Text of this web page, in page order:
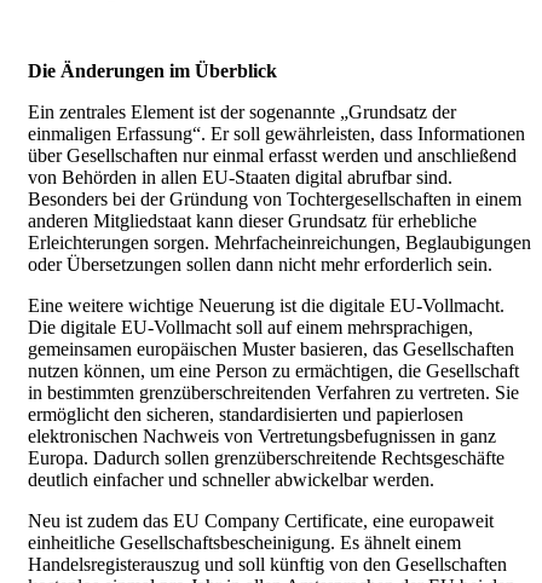
Die Änderungen im Überblick
Ein zentrales Element ist der sogenannte „Grundsatz der
einmaligen Erfassung“. Er soll gewährleisten, dass Informationen
über Gesellschaften nur einmal erfasst werden und anschließend
von Behörden in allen EU-Staaten digital abrufbar sind.
Besonders bei der Gründung von Tochtergesellschaften in einem
anderen Mitgliedstaat kann dieser Grundsatz für erhebliche
Erleichterungen sorgen. Mehrfacheinreichungen, Beglaubigungen
oder Übersetzungen sollen dann nicht mehr erforderlich sein.
Eine weitere wichtige Neuerung ist die digitale EU-Vollmacht.
Die digitale EU-Vollmacht soll auf einem mehrsprachigen,
gemeinsamen europäischen Muster basieren, das Gesellschaften
nutzen können, um eine Person zu ermächtigen, die Gesellschaft
in bestimmten grenzüberschreitenden Verfahren zu vertreten. Sie
ermöglicht den sicheren, standardisierten und papierlosen
elektronischen Nachweis von Vertretungsbefugnissen in ganz
Europa. Dadurch sollen grenzüberschreitende Rechtsgeschäfte
deutlich einfacher und schneller abwickelbar werden.
Neu ist zudem das EU Company Certificate, eine europaweit
einheitliche Gesellschaftsbescheinigung. Es ähnelt einem
Handelsregisterauszug und soll künftig von den Gesellschaften